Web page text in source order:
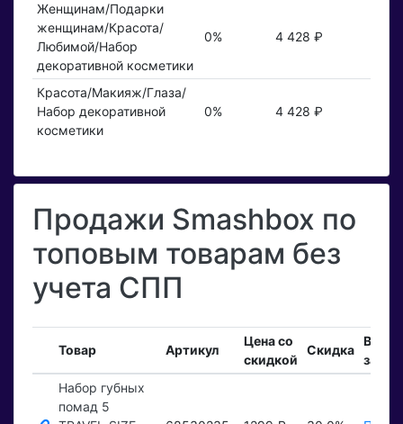
Женщинам/Подарки
женщинам/Красота/
Любимой/Набор
декоративной косметики
0% 4 428 ₽
Красота/Макияж/Глаза/
Набор декоративной
косметики
0% 4 428 ₽
Продажи Smashbox по
топовым товарам без
учета СПП
Товар Артикул
Цена со
скидкой
Скидка
Набор губных
помад 5